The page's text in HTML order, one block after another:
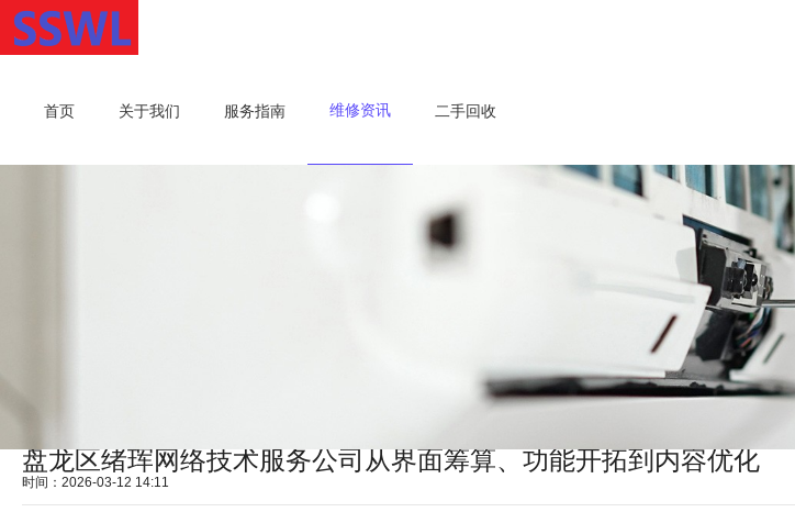
首页 关于我们 服务指南 维修资讯 二手回收
盘龙区绪珲网络技术服务公司从界面筹算、功能开拓到内容优化
时间：2026-03-12 14:11